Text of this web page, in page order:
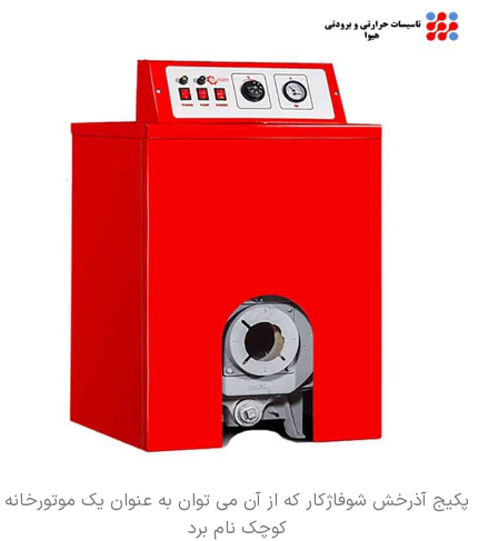
پکیج آذرخش شوفاژکار که از آن می توان به عنوان یک موتورخانه
کوچک نام برد